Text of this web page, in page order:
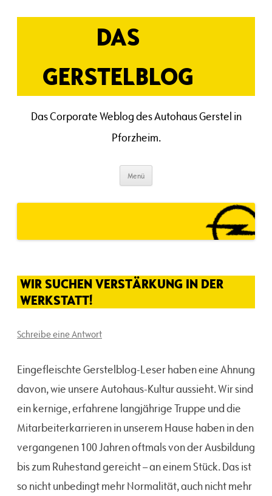
Inhalt
DAS
GERSTELBLOG
Das Corporate Weblog des Autohaus Gerstel in
Pforzheim.
Menü
WIR SUCHEN VERSTÄRKUNG IN DER
WERKSTATT!
Schreibe eine Antwort
Eingefleischte Gerstelblog-Leser haben eine Ahnung
davon, wie unsere Autohaus-Kultur aussieht. Wir sind
ein kernige, erfahrene langjährige Truppe und die
Mitarbeiterkarrieren in unserem Hause haben in den
vergangenen 100 Jahren oftmals von der Ausbildung
bis zum Ruhestand gereicht – an einem Stück. Das ist
so nicht unbedingt mehr Normalität, auch nicht mehr